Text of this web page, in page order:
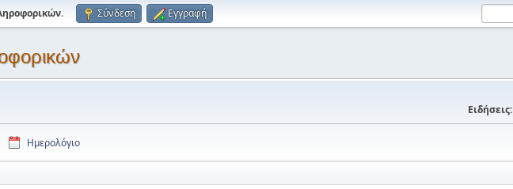
. Σύνδεση Εγγραφή
Ειδήσεις:
Ημερολόγιο